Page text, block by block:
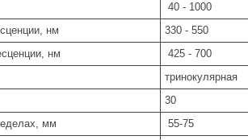
40 - 1000
нм
330 - 550
нм
425 - 700
тринокулярная
30
мм
55-75